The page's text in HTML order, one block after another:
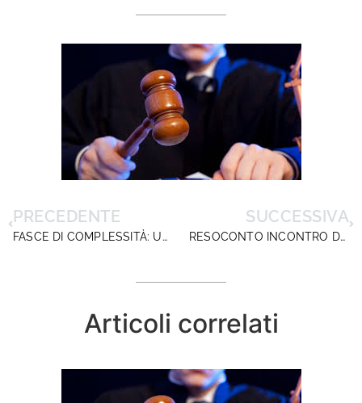
PRECEDENTE
FASCE DI COMPLESSITÀ: UN’INDIFFERENZA INACCETTABILE !
SUCCESSIVA
RESOCONTO INCONTRO DEL 15/04/2024 MAECI_Contingente ex art. 18 DLGS 64/2017 a.s.2024/25
Articoli correlati